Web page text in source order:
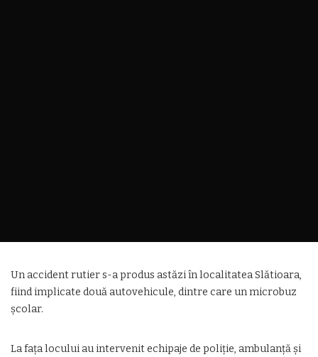
Un accident rutier s-a produs astăzi în localitatea Slătioara,
fiind implicate două autovehicule, dintre care un microbuz
școlar.
La fața locului au intervenit echipaje de poliție, ambulanță și